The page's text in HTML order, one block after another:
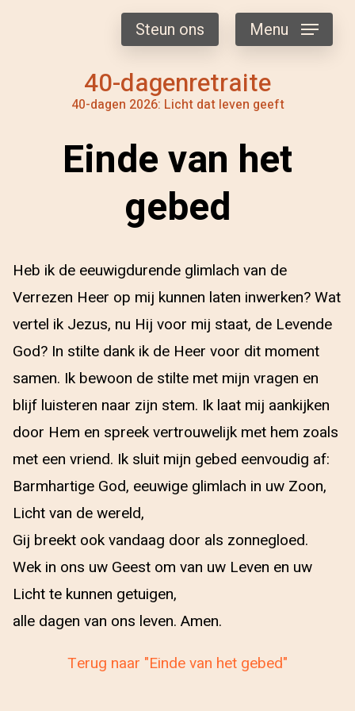
40-dagenretraite
40-dagen 2026: Licht dat leven geeft
Steun ons Menu
Einde van het
gebed
Heb ik de eeuwigdurende glimlach van de
Verrezen Heer op mij kunnen laten inwerken? Wat
vertel ik Jezus, nu Hij voor mij staat, de Levende
God? In stilte dank ik de Heer voor dit moment
samen. Ik bewoon de stilte met mijn vragen en
blijf luisteren naar zijn stem. Ik laat mij aankijken
door Hem en spreek vertrouwelijk met hem zoals
met een vriend. Ik sluit mijn gebed eenvoudig af:
Barmhartige God, eeuwige glimlach in uw Zoon,
Licht van de wereld,
Gij breekt ook vandaag door als zonnegloed.
Wek in ons uw Geest om van uw Leven en uw
Licht te kunnen getuigen,
alle dagen van ons leven. Amen.
Terug naar "Einde van het gebed"